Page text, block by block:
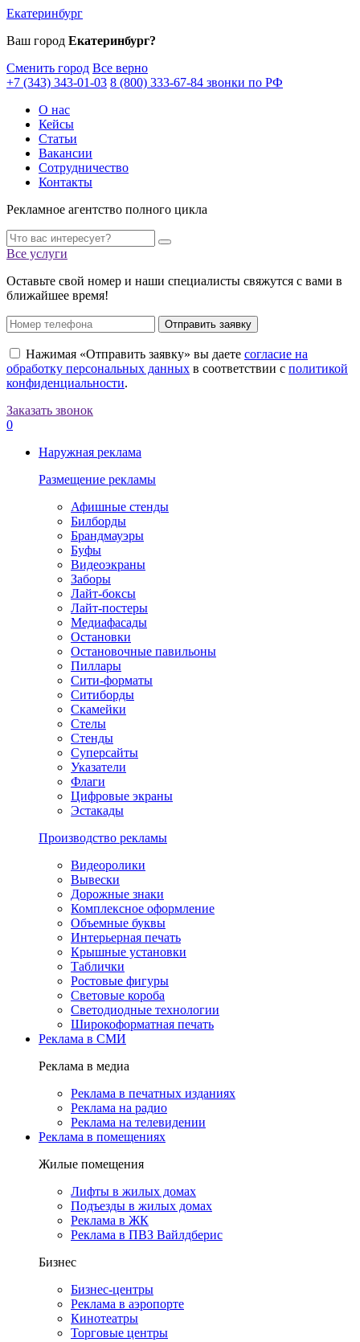
Екатеринбург
Ваш город Екатеринбург?
Сменить город Все верно
+7 (343) 343-01-03 8 (800) 333-67-84 звонки по РФ
О нас
Кейсы
Статьи
Вакансии
Сотрудничество
Контакты
Рекламное агентство полного цикла
Все услуги
Оставьте свой номер и наши специалисты свяжутся с вами в
ближайшее время!
Отправить заявку
Нажимая «Отправить заявку» вы даете согласие на
обработку персональных данных в соответствии с политикой
конфиденциальности.
Заказать звонок
0
Наружная реклама
Размещение рекламы
Афишные стенды
Билборды
Брандмауэры
Буфы
Видеоэкраны
Заборы
Лайт-боксы
Лайт-постеры
Медиафасады
Остановки
Остановочные павильоны
Пиллары
Сити-форматы
Ситиборды
Скамейки
Стелы
Стенды
Суперсайты
Указатели
Флаги
Цифровые экраны
Эстакады
Производство рекламы
Видеоролики
Вывески
Дорожные знаки
Комплексное оформление
Объемные буквы
Интерьерная печать
Крышные установки
Таблички
Ростовые фигуры
Световые короба
Светодиодные технологии
Широкоформатная печать
Реклама в СМИ
Реклама в медиа
Реклама в печатных изданиях
Реклама на радио
Реклама на телевидении
Реклама в помещениях
Жилые помещения
Лифты в жилых домах
Подъезды в жилых домах
Реклама в ЖК
Реклама в ПВЗ Вайлдберис
Бизнес
Бизнес-центры
Реклама в аэропорте
Кинотеатры
Торговые центры